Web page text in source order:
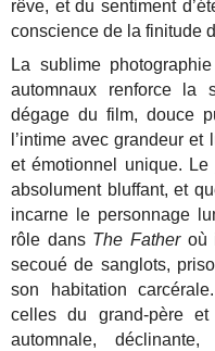
rêve, et du sentiment
conscience de la finitude
La sublime
automnaux renforce la
dégage du film, douce
l’intime avec grandeur
et émotionnel unique.
absolument bluffant, et
incarne le personnage
rôle dans The Father où
secoué de sanglots,
son habitation
celles du grand-père
automnale,